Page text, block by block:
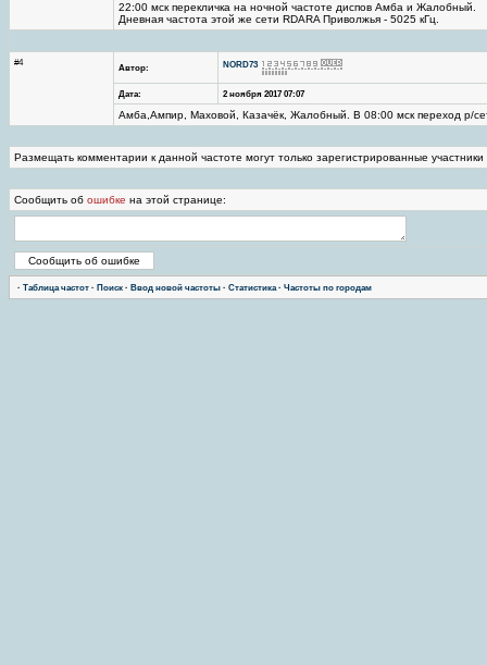
22:00 мск перекличка на ночной частоте диспов Амба и Жалобный.
Дневная частота этой же сети RDARA Приволжья - 5025 кГц.
#4 Автор: NORD73
Дата: 2 ноября 2017 07:07
Амба,Ампир, Маховой, Казачёк, Жалобный. В 08:00 мск переход р/
Размещать комментарии к данной частоте могут только зарегистрированные
Сообщить об ошибке на этой странице:
· Таблица частот · Поиск · Ввод новой частоты · Статистика· Частоты по городам